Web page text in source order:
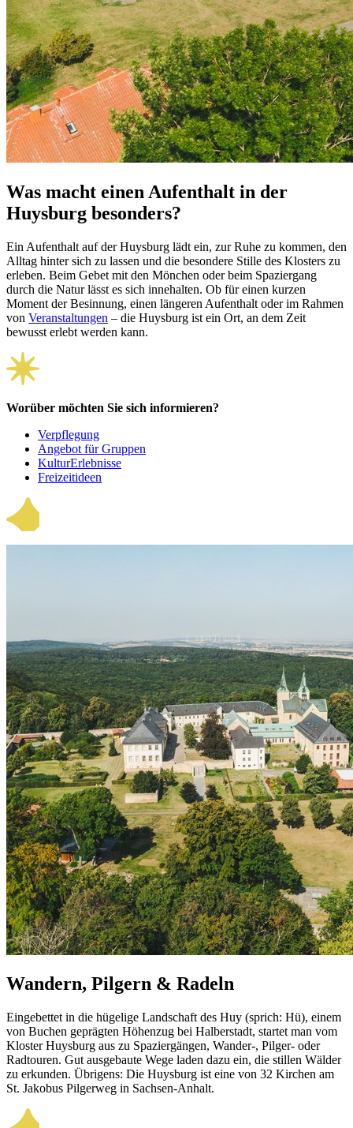
Was macht einen Aufenthalt in der
Huysburg besonders?
Ein Aufenthalt auf der Huysburg lädt ein, zur Ruhe zu kommen, den
Alltag hinter sich zu lassen und die besondere Stille des Klosters zu
erleben. Beim Gebet mit den Mönchen oder beim Spazier­gang
durch die Natur lässt es sich inne­halten. Ob für einen kurzen
Moment der Besinnung, einen längeren Aufenthalt oder im Rahmen
von Veranstaltungen – die Huysburg ist ein Ort, an dem Zeit
bewusst erlebt werden kann.
Worüber möchten Sie sich informieren?
Verpflegung
Angebot für Gruppen
KulturErlebnisse
Freizeitideen
Wandern, Pilgern & Radeln
Eingebettet in die hügelige Landschaft des Huy (sprich: Hü), einem
von Buchen geprägten Höhenzug bei Halberstadt, startet man vom
Kloster Huysburg aus zu Spazier­gängen, Wander-, Pilger- oder
Rad­touren. Gut ausgebaute Wege laden dazu ein, die stillen Wälder
zu erkunden. Übrigens: Die Huysburg ist eine von 32 Kirchen am
St. Jakobus Pilgerweg in Sachsen-Anhalt.